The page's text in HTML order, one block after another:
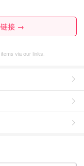
链接 →
via our links.